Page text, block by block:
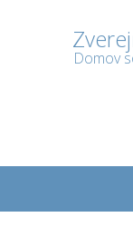
Domov